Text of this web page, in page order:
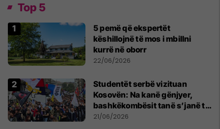
Top 5
5 pemë që ekspertët
këshillojnë të mos i mbillni
kurrë në oborr
22/06/2026
Studentët serbë vizituan
Kosovën: Na kanë gënjyer,
bashkëkombësit tanë s’janë të
shtypur
21/06/2026